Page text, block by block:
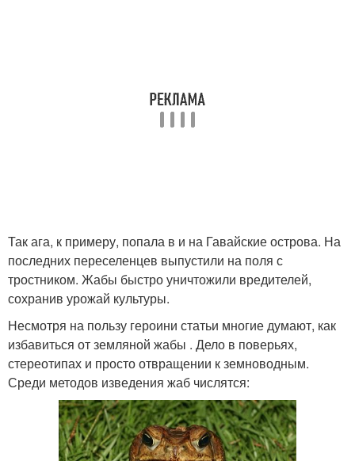
Так ага, к примеру, попала в и на Гавайские острова. На
последних переселенцев выпустили на поля с
тростником. Жабы быстро уничтожили вредителей,
сохранив урожай культуры.
Несмотря на пользу героини статьи многие думают, как
избавиться от земляной жабы . Дело в поверьях,
стереотипах и просто отвращении к земноводным.
Среди методов изведения жаб числятся: